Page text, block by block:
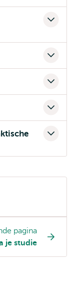
pagina
je studie